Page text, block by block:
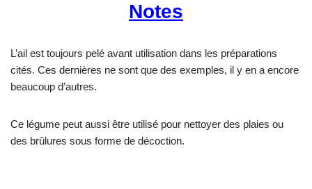
Notes
L’ail est toujours pelé avant utilisation dans les préparations
cités. Ces dernières ne sont que des exemples, il y en a encore
beaucoup d’autres.
Ce légume peut aussi être utilisé pour nettoyer des plaies ou
des brûlures sous forme de décoction.